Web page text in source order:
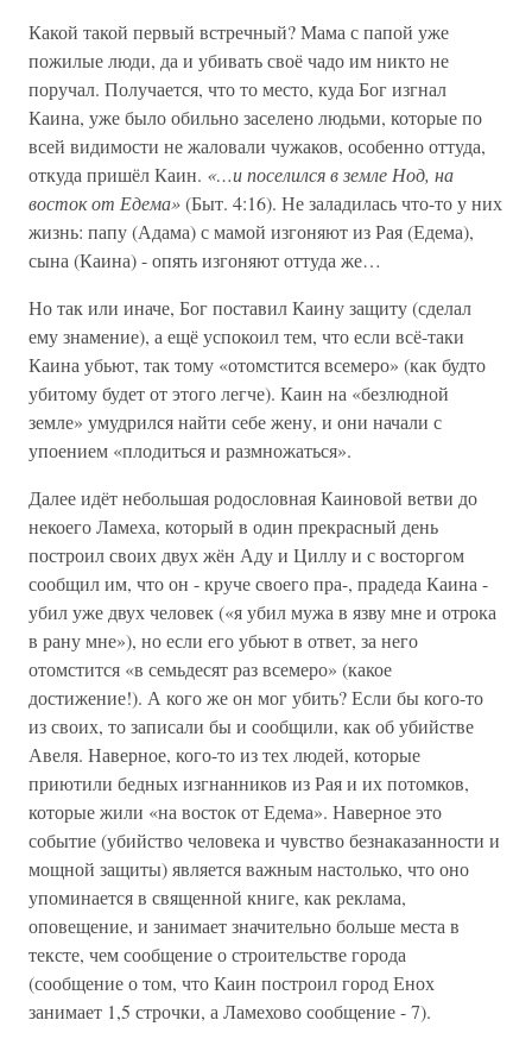
Какой такой первый встречный? Мама с папой уже
пожилые люди, да и убивать своё чадо им никто не
поручал. Получается, что то место, куда Бог изгнал
Каина, уже было обильно заселено людьми, которые по
всей видимости не жаловали чужаков, особенно оттуда,
откуда пришёл Каин. «…и поселился в земле Нод, на
восток от Едема»(Быт. 4:16). Не заладилась что-то у них
жизнь: папу (Адама) с мамой изгоняют из Рая (Едема),
сына (Каина) - опять изгоняют оттуда же…
Но так или иначе, Бог поставил Каину защиту (сделал
ему знамение), а ещё успокоил тем, что если всё-таки
Каина убьют, так тому «отомстится всемеро» (как будто
убитому будет от этого легче). Каин на «безлюдной
земле» умудрился найти себе жену, и они начали с
упоением «плодиться и размножаться».
Далее идёт небольшая родословная Каиновой ветви до
некоего Ламеха, который в один прекрасный день
построил своих двух жён Аду и Циллу и с восторгом
сообщил им, что он - круче своего пра-, прадеда Каина -
убил уже двух человек («я убил мужа в язву мне и отрока
в рану мне»), но если его убьют в ответ, за него
отомстится «в семьдесят раз всемеро» (какое
достижение!). А кого же он мог убить? Если бы кого-то
из своих, то записали бы и сообщили, как об убийстве
Авеля. Наверное, кого-то из тех людей, которые
приютили бедных изгнанников из Рая и их потомков,
которые жили «на восток от Едема». Наверное это
событие (убийство человека и чувство безнаказанности и
мощной защиты) является важным настолько, что оно
упоминается в священной книге, как реклама,
оповещение, и занимает значительно больше места в
тексте, чем сообщение о строительстве города
(сообщение о том, что Каин построил город Енох
занимает 1,5 строчки, а Ламехово сообщение - 7).